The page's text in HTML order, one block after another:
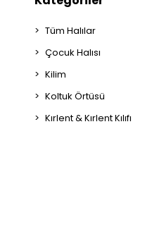
Tüm Halılar
Çocuk Halısı
Kilim
Koltuk Örtüsü
Kırlent & Kırlent Kılıfı